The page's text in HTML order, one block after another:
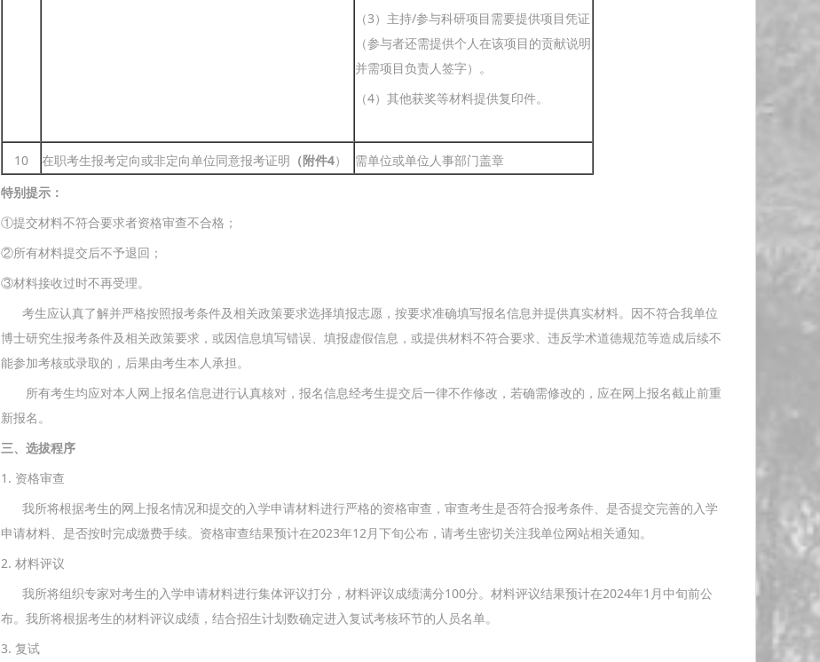
（3）主持/参与科研项目需要提供项目凭证
（参与者还需提供个人在该项目的贡献说明
并需项目负责人签字）。
（4）其他获奖等材料提供复印件。
10 在职考生报考定向或非定向单位同意报考证明 （附件4）
需单位或单位人事部门盖章
特别提示：
①提交材料不符合要求者资格审查不合格；
②所有材料提交后不予退回；
③材料接收过时不再受理。
考生应认真了解并严格按照报考条件及相关政策要求选择填报志愿，按要求准确填写报名信息并提供真实材料。因不符合我单位
博士研究生报考条件及相关政策要求，或因信息填写错误、填报虚假信息，或提供材料不符合要求、违反学术道德规范等造成后续不
能参加考核或录取的，后果由考生本人承担。
所有考生均应对本人网上报名信息进行认真核对，报名信息经考生提交后一律不作修改，若确需修改的，应在网上报名截止前重
新报名。
三、选拔程序
1. 资格审查
我所将根据考生的网上报名情况和提交的入学申请材料进行严格的资格审查，审查考生是否符合报考条件、是否提交完善的入学
申请材料、是否按时完成缴费手续。资格审查结果预计在2023年12月下旬公布，请考生密切关注我单位网站相关通知。
2. 材料评议
我所将组织专家对考生的入学申请材料进行集体评议打分，材料评议成绩满分100分。材料评议结果预计在2024年1月中旬前公
布。我所将根据考生的材料评议成绩，结合招生计划数确定进入复试考核环节的人员名单。
3. 复试